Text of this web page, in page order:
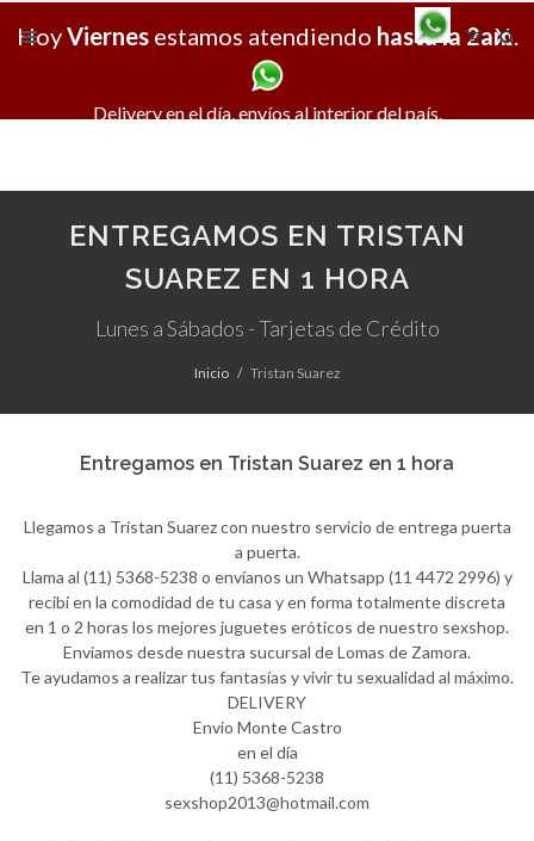
X
HoyViernesestamos atendiendo hasta la 2am.
Delivery en el día, envíos al interior del país.
ENTREGAMOS EN TRISTAN
SUAREZ EN 1 HORA
Lunes a Sábados - Tarjetas de Crédito
Inicio Tristan Suarez
Entregamos en Tristan Suarez en 1 hora
Llegamos a Tristan Suarez con nuestro servicio de entrega puerta
a puerta.
Llama al (11) 5368-5238 o envíanos un Whatsapp (11 4472 2996) y
recibí en la comodidad de tu casa y en forma totalmente discreta
en 1 o 2 horas los mejores juguetes eróticos de nuestro sexshop.
Enviamos desde nuestra sucursal de Lomas de Zamora.
Te ayudamos a realizar tus fantasías y vivir tu sexualidad al máximo.
DELIVERY
Envio Monte Castro
en el día
(11) 5368-5238
sexshop2013@hotmail.com